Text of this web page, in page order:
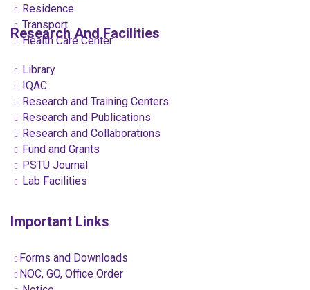
Residence
Transport
Health Care Center
Research And Facilities
Library
IQAC
Research and Training Centers
Research and Publications
Research and Collaborations
Fund and Grants
PSTU Journal
Lab Facilities
Important Links
Forms and Downloads
NOC, GO, Office Order